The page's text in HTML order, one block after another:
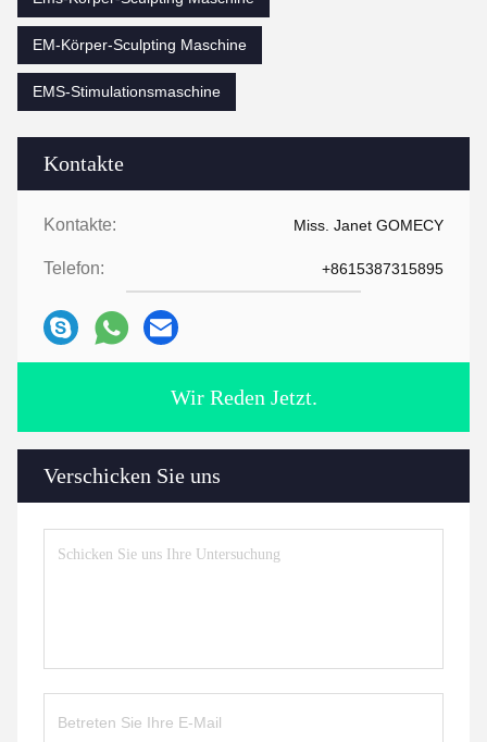
Kontakte
Kontakte: Miss. Janet GOMECY
Telefon: +8615387315895
Wir Reden Jetzt.
Verschicken Sie uns
EM-Körper-Sculpting Maschine
EMS-Stimulationsmaschine